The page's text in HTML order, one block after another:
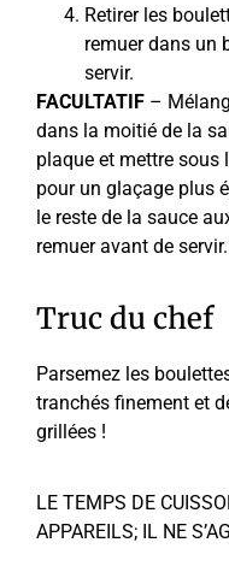
Retirer les
remuer dans un
servir.
FACULTATIF –
dans la moitié de la
plaque et mettre
pour un glaçage plus
le reste de la sauce
remuer avant de servir.
Truc du chef
Parsemez les
tranchés finement et
grillées !
LE TEMPS DE
APPAREILS; IL NE